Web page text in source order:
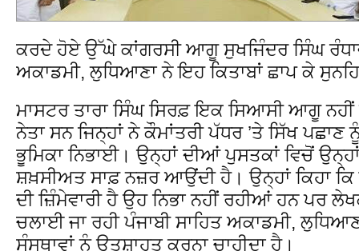
ਕਰਦੇ ਹੋਏ ਉੱਘੇ ਕਾਂਗਰਸੀ ਆਗੂ ਸੁਖਜਿੰਦਰ ਸਿੰਘ
ਅਕਾਡਮੀ, ਲੁਧਿਆਣਾ ਨੇ ਇਹ ਕਿਤਾਬਾਂ ਛਾਪ ਕੇ
ਮਾਸਟਰ ਤਾਰਾ ਸਿੰਘ ਸਿਰਫ਼ ਇਕ ਸਿਆਸੀ ਆਗੂ ਨਹੀਂ
ਨੇਤਾ ਸਨ ਜਿਨ੍ਹਾਂ ਨੇ ਕੌਮਾਂਤਰੀ ਪੱਧਰ ’ਤੇ ਸਿੱਖ ਪਛਾਣ
ਭੂਮਿਕਾ ਨਿਭਾਈ। ਉਨ੍ਹਾਂ ਦੀਆਂ ਪੁਸਤਕਾਂ ਵਿਚੋਂ
ਸ਼ਖ਼ਸੀਅਤ ਸਾਫ਼ ਨਜ਼ਰ ਆਉਂਦੀ ਹੈ। ਉਨ੍ਹਾਂ ਕਿਹਾ ਕਿ
ਦੀ ਜ਼ਿੰਮੇਵਾਰੀ ਹੈ ਉਹ ਨਿਭਾ ਨਹੀਂ ਰਹੀਆਂ ਹਨ ਪਰ
ਚਲਾਈ ਜਾ ਰਹੀ ਪੰਜਾਬੀ ਸਾਹਿਤ ਅਕਾਡਮੀ,
ਸੰਸਥਾਵਾਂ ਨੂੰ ਉਤਸ਼ਾਹਤ ਕਰਨਾ ਚਾਹੀਦਾ ਹੈ।